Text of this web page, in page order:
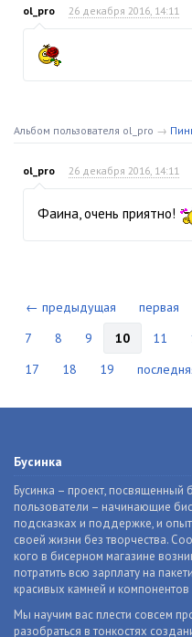
ol_pro 26 декабря 2016, 14:11
Альбом пользователя ol_pro →
ol_pro 26 декабря 2016, 14:11
Фаина, очень приятно!
← предыдущая первая
7
8 9 10 11
17
18 19
Бусинка
Бусинка – проект,
пользователи – начинающие
подсказках и поддержке, и
своей жизни без творчества.
кого в бисерном магазине
потратить всю зарплату на
красивых камней и компонентов
Мы научим вас плести совсем
разобраться в тонкостях